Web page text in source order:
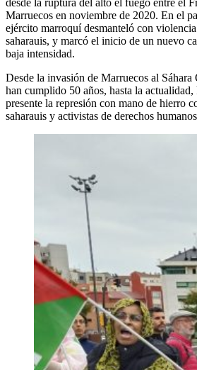
Marruecos en noviembre de 2020. En el
ejército marroquí desmanteló con
saharauis, y marcó el inicio de un nuevo
baja intensidad.
Desde la invasión de Marruecos al Sáhara
han cumplido 50 años, hasta la actualidad,
presente la represión con mano de hierro
saharauis y activistas de derechos